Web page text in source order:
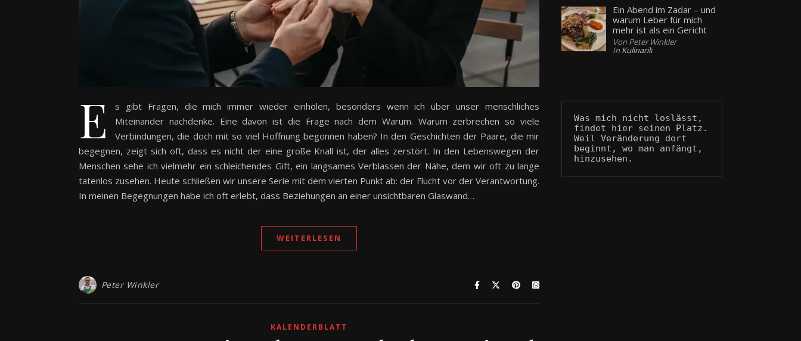
E
s gibt Fragen, die mich immer wieder einholen, besonders wenn ich über unser menschliches
Miteinander nachdenke. Eine davon ist die Frage nach dem Warum. Warum zerbrechen so viele
Verbindungen, die doch mit so viel Hoffnung begonnen haben? In den Geschichten der Paare, die mir
begegnen, zeigt sich oft, dass es nicht der eine große Knall ist, der alles zerstört. In den Lebenswegen der
Menschen sehe ich vielmehr ein schleichendes Gift, ein langsames Verblassen der Nähe, dem wir oft zu lange
tatenlos zusehen. Heute schließen wir unsere Serie mit dem vierten Punkt ab: der Flucht vor der Verantwortung.
In meinen Begegnungen habe ich oft erlebt, dass Beziehungen an einer unsichtbaren Glaswand…
WEITERLESEN
Peter Winkler
KALENDERBLATT
Ein Abend im Zadar – und
warum Leber für mich
mehr ist als ein Gericht
Von Peter Winkler
In Kulinarik
Was mich nicht loslässt,
findet hier seinen Platz.
Weil Veränderung dort
beginnt, wo man anfängt,
hinzusehen.